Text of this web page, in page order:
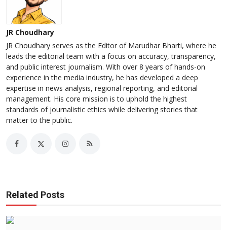
JR Choudhary
JR Choudhary serves as the Editor of Marudhar Bharti, where he
leads the editorial team with a focus on accuracy, transparency,
and public interest journalism. With over 8 years of hands-on
experience in the media industry, he has developed a deep
expertise in news analysis, regional reporting, and editorial
management. His core mission is to uphold the highest
standards of journalistic ethics while delivering stories that
matter to the public.
Related Posts